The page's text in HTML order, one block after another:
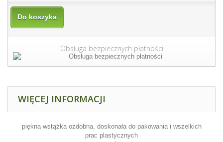
Do koszyka
Obsługa bezpiecznych płatności
WIĘCEJ INFORMACJI
piękna wstążka ozdobna, doskonała do pakowania i wszelkich
prac plastycznych